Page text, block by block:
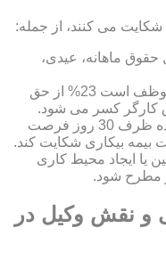
شکایت می کنند، از جمله:
ماهانه، عیدی،
: کارفرما موظف است 23% از حق
: کارگر اخراج شده ظرف 30 روز فرصت
بیمه بیکاری شکایت کند.
یا ایجاد محیط کاری
مطرح شود.
و نقش وکیل در